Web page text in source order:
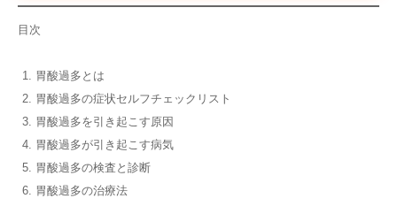
目次
胃酸過多とは
胃酸過多の症状セルフチェックリスト
胃酸過多を引き起こす原因
胃酸過多が引き起こす病気
胃酸過多の検査と診断
胃酸過多の治療法